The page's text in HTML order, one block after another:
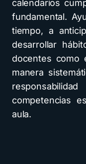
calendarios
fundamental.
tiempo, a
desarrollar
docentes como
manera
competencias
aula.